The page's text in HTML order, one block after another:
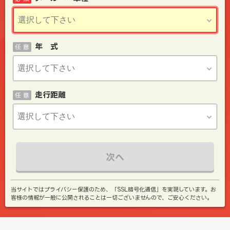
年 式
任 意
走行距離
任 意
次へ
当サイトではプライバシー保護のため、「SSL暗号化通信」を実現しています。お
客様の情報が一般に公開されることは一切ございませんので、ご安心ください。